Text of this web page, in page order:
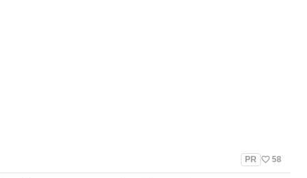
PR favorite_border 58